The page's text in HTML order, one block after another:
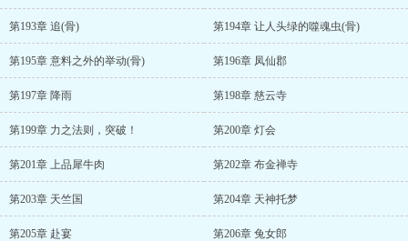
第193章 追(骨) 第194章 让人头绿的噬魂虫(骨)
第195章 意料之外的举动(骨) 第196章 凤仙郡
第197章 降雨 第198章 慈云寺
第199章 力之法则，突破！ 第200章 灯会
第201章 上品犀牛肉 第202章 布金禅寺
第203章 天竺国 第204章 天神托梦
第205章 赴宴 第206章 兔女郎